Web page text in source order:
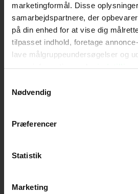
marketingformål. Disse
samarbejdspartnere, der
på din enhed for at vise dig
tilpasset indhold, foretage
lave målgruppeundersøgelser og
tilbage eller ændre indstillinger fra
"Cookiedeklaration", eller ved at
Indsamle præcise
Identificere din enhed
dens unikke karakteristika
Nødvendig
Præferencer
Statistik
Marketing
Ved tilmelding
Kino.dks